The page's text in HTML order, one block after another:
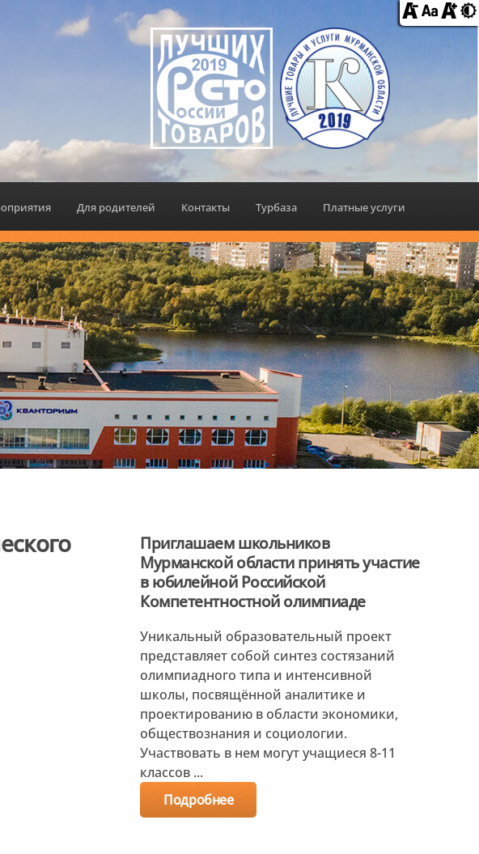
Для родителей Контакты Турбаза Платные услуги
Приглашаем школьников
Мурманской области принять участие
в юбилейной Российской
Компетентностной олимпиаде
Уникальный образовательный проект
представляет собой синтез состязаний
олимпиадного типа и интенсивной
школы, посвящённой аналитике и
проектированию в области экономики,
обществознания и социологии.
Участвовать в нем могут учащиеся 8-11
классов ...
Подробнее